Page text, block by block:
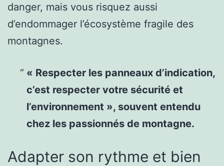
danger, mais vous risquez aussi
d’endommager l’écosystème fragile des
montagnes.
« Respecter les panneaux d’indication,
c’est respecter votre sécurité et
l’environnement », souvent entendu
chez les passionnés de montagne.
Adapter son rythme et bien